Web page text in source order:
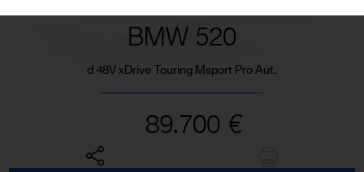
BMW 520
d 48V xDrive Touring Msport Pro Aut.
89.700 €